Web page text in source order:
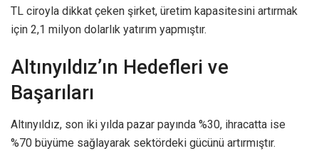
TL ciroyla dikkat çeken şirket, üretim kapasitesini artırmak
için 2,1 milyon dolarlık yatırım yapmıştır.
Altınyıldız’ın Hedefleri ve
Başarıları
Altınyıldız, son iki yılda pazar payında %30, ihracatta ise
%70 büyüme sağlayarak sektördeki gücünü artırmıştır.